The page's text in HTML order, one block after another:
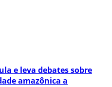
e leva debates sobre
amazônica a